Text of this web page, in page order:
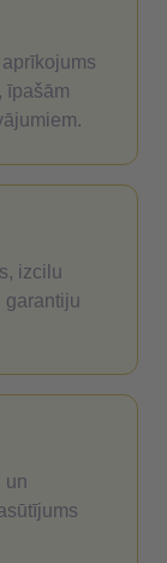
īpašām
izcilu
garantiju
un